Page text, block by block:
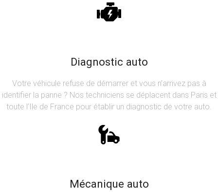
Diagnostic auto
Votre véhicule refuse de démarrer et vous n’arrivez pas à
identifier la panne ? Nos techniciens se déplacent dans Paris et
toute l’Ile de France pour établir un diagnostic de votre auto.
Mécanique auto